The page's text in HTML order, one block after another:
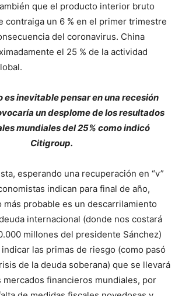
que el producto interior bruto
contraiga un 6 % en el primer trimestre
del coronavirus. China
el 25 % de la actividad
es inevitable pensar en una recesión
un desplome de los resultados
mundiales del 25% como indicó
Citigroup.
esperando una recuperación en “v”
indican para final de año,
probable es un descarrilamiento
internacional (donde nos costará
millones del presidente Sánchez)
las primas de riesgo (como pasó
de la deuda soberana) que se llevará
mercados financieros mundiales, por